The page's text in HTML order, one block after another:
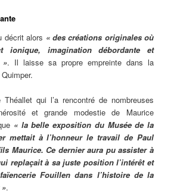
décrit alors « des créations originales où
ionique, imagination débordante et
». Il laisse sa propre empreinte dans la
qui l’a rencontré de nombreuses
et grande modestie de Maurice
« la belle exposition du Musée de la
mettait à l’honneur le travail de Paul
Maurice. Ce dernier aura pu assister à
replaçait à sa juste position l’intérêt et
Fouillen dans l’histoire de la
.